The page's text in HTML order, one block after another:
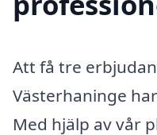
Att få tre
Västerhaninge
Med hjälp av vår